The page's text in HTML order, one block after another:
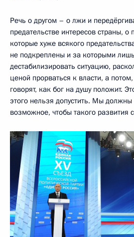
Речь о другом – о лжи и
предательстве интересов страны, о
которые хуже всякого
не подкреплены и за которыми
дестабилизировать ситуацию,
ценой прорваться к власти, а
говорят, как бог на душу положит.
этого нельзя допустить. Мы должны
возможное, чтобы такого развития